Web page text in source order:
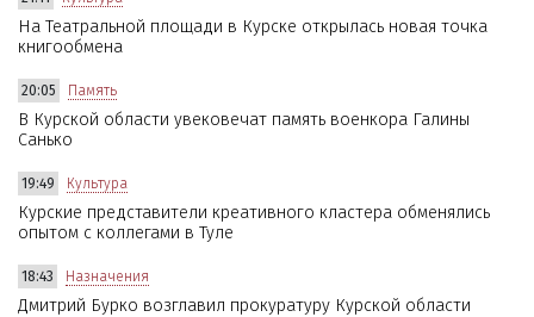
На Театральной площади в Курске открылась новая точка
книгообмена
20:05 Память
В Курской области увековечат память военкора Галины
Санько
19:49 Культура
Курские представители креативного кластера обменялись
опытом с коллегами в Туле
18:43 Назначения
Дмитрий Бурко возглавил прокуратуру Курской области